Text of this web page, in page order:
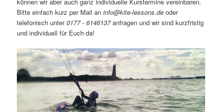
können wir aber auch ganz individuelle Kurstermine vereinbaren.
Bitte einfach kurz per Mail aninfo@kite-lessons.de oder
telefonisch unter0177 - 6146137anfragen und wir sind kurzfristig
und individuell für Euch da!